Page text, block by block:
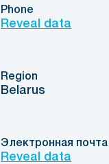
Phone
Reveal data
Region
Belarus
Электронная почта
Reveal data